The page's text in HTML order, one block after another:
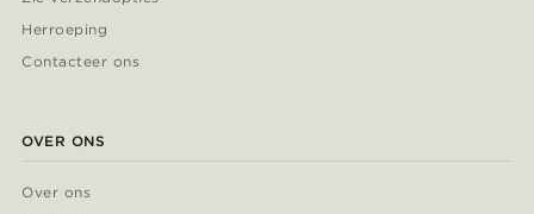
Herroeping
Contacteer ons
OVER ONS
Over ons